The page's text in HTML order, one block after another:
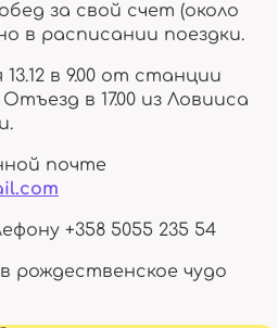
за свой счет (около
в расписании поездки.
в 9.00 от станции
в 17.00 из Ловииса
почте
+358 5055 235 54
рождественское чудо